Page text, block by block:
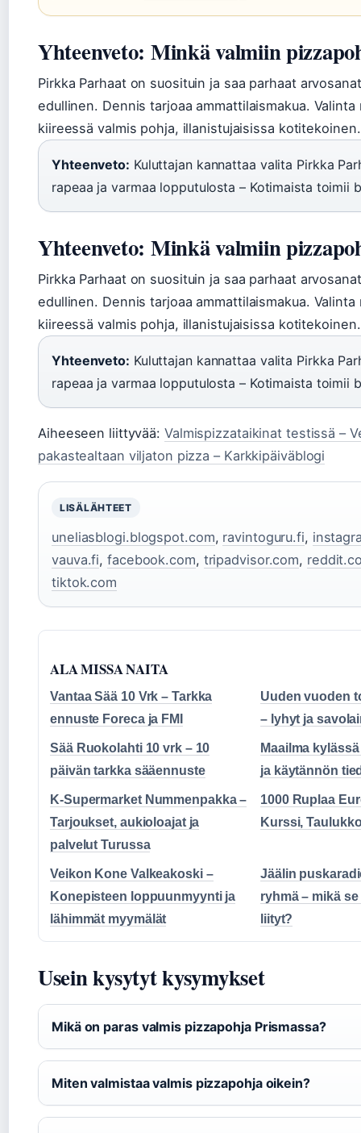
Yhteenveto: Minkä valmiin
Pirkka Parhaat on suosituin ja saa parhaat
edullinen. Dennis tarjoaa ammattilaismakua.
kiireessä valmis pohja, illanistujaisissa kotitekoinen.
Yhteenveto: Kuluttajan kannattaa valita Pirkka
rapeaa ja varmaa lopputulosta – Kotimaista toimii
Yhteenveto: Minkä valmiin
Pirkka Parhaat on suosituin ja saa parhaat
edullinen. Dennis tarjoaa ammattilaismakua.
kiireessä valmis pohja, illanistujaisissa kotitekoinen.
Yhteenveto: Kuluttajan kannattaa valita Pirkka
rapeaa ja varmaa lopputulosta – Kotimaista toimii
Aiheeseen liittyvää: Valmispizzataikinat testissä –
pakastealtaan viljaton pizza – Karkkipäiväblogi
LISÄLÄHTEET
uneliasblogi.blogspot.com, ravintoguru.fi,
vauva.fi,facebook.com, tripadvisor.com,
tiktok.com
ALA MISSA NAITA
Vantaa Sää 10 Vrk – Tarkka
ennuste Foreca ja FMI
Uuden vuoden
– lyhyt ja
Sää Ruokolahti 10 vrk – 10
päivän tarkka sääennuste
Maailma
ja käytännön
K-Supermarket Nummenpakka –
Tarjoukset, aukioloajat ja
palvelut Turussa
1000 Ruplaa
Kurssi,
Veikon Kone Valkeakoski –
Konepisteen loppuunmyynti ja
lähimmät myymälät
Jäälin
ryhmä – mikä
liityt?
Usein kysytyt kysymykset
Mikä on paras valmis pizzapohja Prismassa?
Miten valmistaa valmis pizzapohja oikein?